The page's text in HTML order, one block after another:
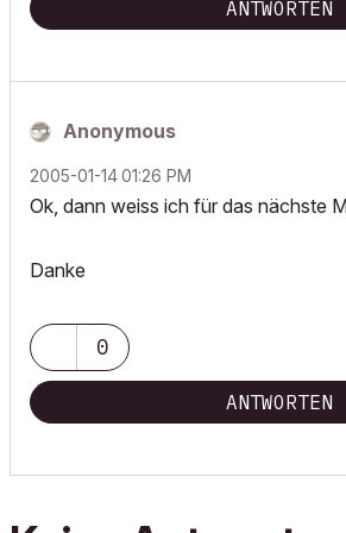
ANTWORTEN
Anonymous
‎2005-01-1401:26 PM
Ok, dann weiss ich für das nächste
Danke
0
ANTWORTEN